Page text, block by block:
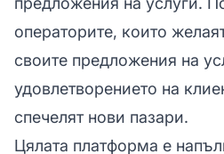
операторите, които
своите предложения на
удовлетворението на
спечелят нови пазари.
Цялата платформа е